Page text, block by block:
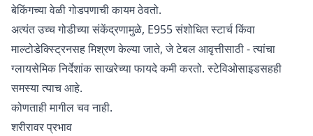
बेकिंगच्या वेळी गोडपणाची कायम ठेवतो.
अत्यंत उच्च गोडीच्या संकेंद्रणामुळे, E955 संशोधित स्टार्च किंवा
माल्टोडेक्स्ट्रिनसह मिश्रण केल्या जाते, जे टेबल आवृत्तीसाठी - त्यांचा
ग्लायसेमिक निर्देशांक साखरेच्या फायदे कमी करतो. स्टेविओसाइडसहही
समस्या त्याच आहे.
कोणताही मागील चव नाही.
शरीरावर प्रभाव